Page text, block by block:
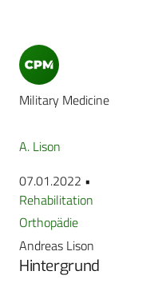
Military Medicine
A. Lison
07.01.2022 •
Rehabilitation
Orthopädie
Andreas Lison
Hintergrund